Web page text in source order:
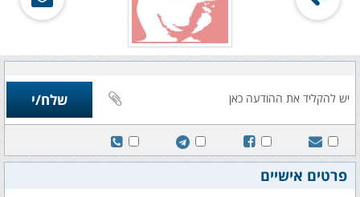
פרטים אישיים